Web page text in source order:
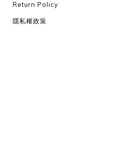
Return Policy
隱私權政策